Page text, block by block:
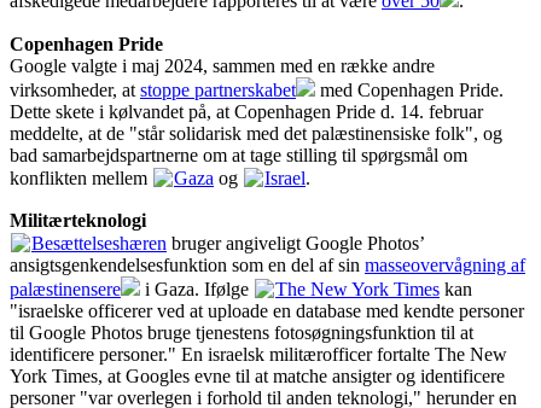
Copenhagen Pride
Google valgte i maj 2024, sammen med en række andre
virksomheder, at stoppe partnerskabet
med Copenhagen Pride.
Dette skete i kølvandet på, at Copenhagen Pride d. 14. februar
meddelte, at de "står solidarisk med det palæstinensiske folk", og
bad samarbejdspartnerne om at tage stilling til spørgsmål om
konflikten mellem
Gaza og Israel
Militærteknologi
Besættelseshæren bruger angiveligt Google Photos’
ansigtsgenkendelsesfunktion som en del af sin masseovervågning af
palæstinensere
i Gaza. Ifølge The New York Times kan
"israelske officerer ved at uploade en database med kendte personer
til Google Photos bruge tjenestens fotosøgningsfunktion til at
identificere personer." En israelsk militærofficer fortalte The New
York Times, at Googles evne til at matche ansigter og identificere
personer "var overlegen i forhold til anden teknologi," herunder en